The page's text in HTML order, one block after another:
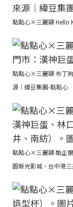
點點心×三麗鷗 Hello
點點心×三麗鷗 布丁
源｜緯豆集團-點點心
點點心×三麗鷗 酷企
園新光影城、台中港